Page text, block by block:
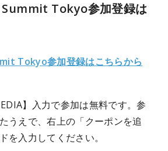
Tokyo参加登録は
Tokyo参加登録はこちらから
】入力で参加は無料です。参
うえで、右上の「クーポンを追
を入力してください。